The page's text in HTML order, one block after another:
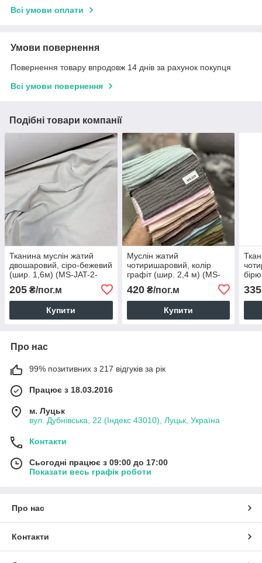
Всі умови оплати
Умови повернення
Повернення товару впродовж 14 днів за рахунок покупця
Всі умови повернення
Подібні товари компанії
Тканина муслін жатий
двошаровий, сіро-бежевий
(шир. 1,6м) (MS-JAT-2-
205 ₴/пог.м
Купити
Муслін жатий
чотиришаровий, колір
графіт (шир. 2,4 м) (MS-
420₴/пог.м
Купити
335
Про нас
99% позитивних з 217 відгуків за рік
Працює з 18.03.2016
м. Луцьк
вул. Дубнівська, 22 (Індекс 43010), Луцьк, Україна
Контакти
Сьогодні працює з 09:00 до 17:00
Показати весь графік роботи
Про нас
Контакти